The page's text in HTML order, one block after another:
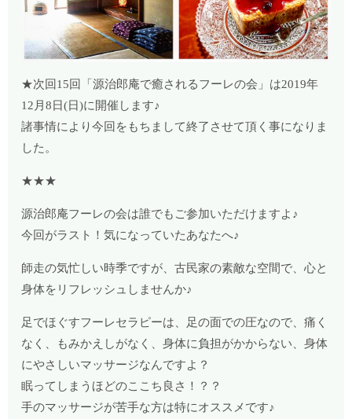
★次回15回「源治郎庵で癒されるフーレの会」は2019年
12月8日(日)に開催します♪
諸事情により今回をもちまして終了させて頂く事になりま
した。
★★★
源治郎庵フーレの会は誰でもご参加いただけますよ♪
今回がラスト！気になっていたあなたへ♪
師走の気忙しい時季ですが、古民家の素敵な空間で、心と
身体をリフレッシュしませんか♪
足でほぐすフーレセラピーは、足の面での圧なので、痛く
なく、もみかえしがなく、身体に負担がかからない、身体
にやさしいマッサージなんですよ？
眠ってしまうほどのここち良さ！？？
手のマッサージが苦手な方は特にオススメです♪